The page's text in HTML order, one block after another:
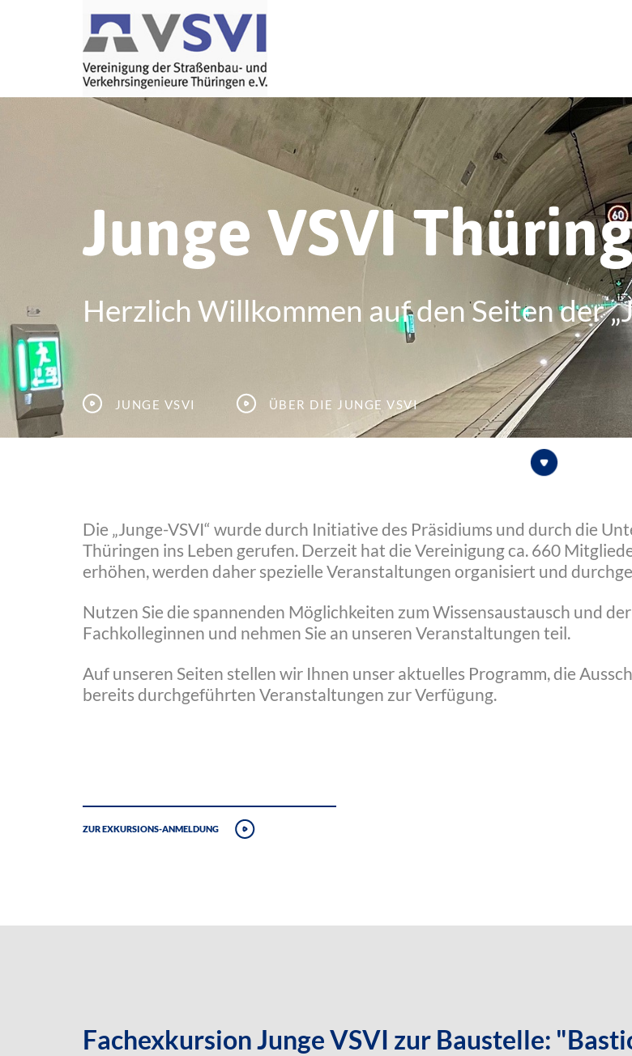
Junge VSVI
Herzlich Willkommen auf den Seiten der
Junge VSVI Über die junge VSVI
Die „Junge-VSVI“ wurde durch Initiative des Präsidiums und durch die
Thüringen ins Leben gerufen. Derzeit hat die Vereinigung ca. 660
erhöhen, werden daher spezielle Veranstaltungen organisiert und
Nutzen Sie die spannenden Möglichkeiten zum Wissensaustausch und
Fachkolleginnen und nehmen Sie an unseren Veranstaltungen teil.
Auf unseren Seiten stellen wir Ihnen unser aktuelles Programm, die
bereits durchgeführten Veranstaltungen zur Verfügung.
Zur Exkursions-Anmeldung
Fachexkursion Junge VSVI zur Baustelle: